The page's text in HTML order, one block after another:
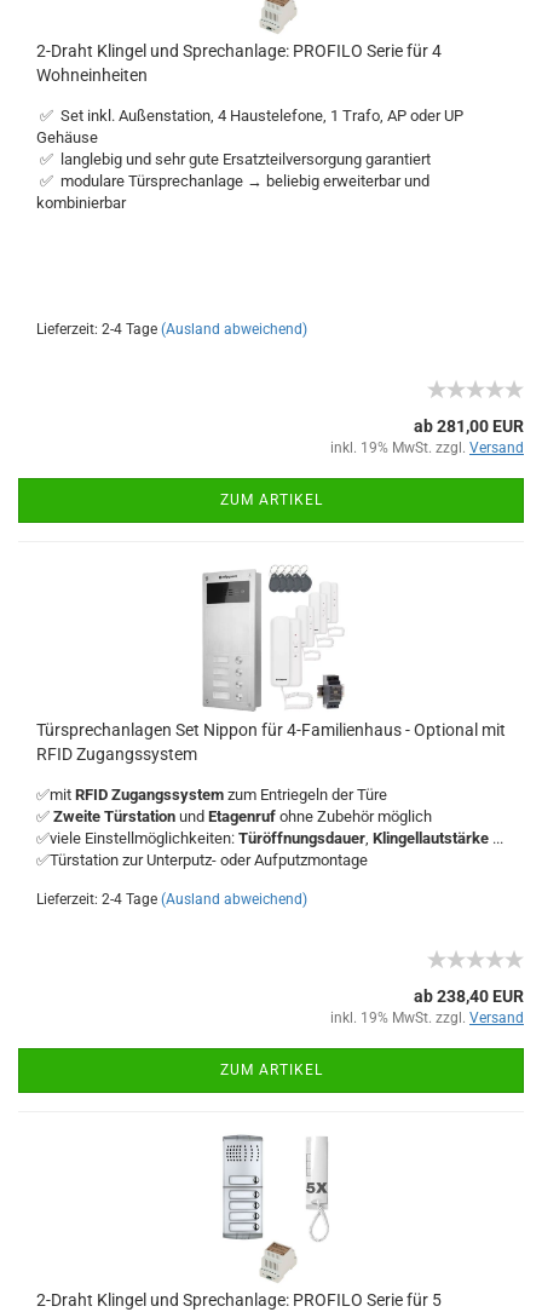
2-Draht Klingel und Sprechanlage: PROFILO Serie für 4
Wohneinheiten
✅ Set inkl. Außenstation, 4 Haustelefone, 1 Trafo, AP oder UP
Gehäuse
✅ langlebig und sehr gute Ersatzteilversorgung garantiert
✅ modulare Türsprechanlage → beliebig erweiterbar und
kombinierbar
Lieferzeit: 2-4 Tage (Ausland abweichend)
ab 281,00 EUR
inkl. 19% MwSt. zzgl. Versand
ZUM ARTIKEL
Türsprechanlagen Set Nippon für 4-Familienhaus - Optional mit
RFID Zugangssystem
✅mit RFID Zugangssystem zum Entriegeln der Türe
✅ Zweite Türstation und Etagenruf ohne Zubehör möglich
✅viele Einstellmöglichkeiten: Türöffnungsdauer, Klingellautstärke ...
✅Türstation zur Unterputz- oder Aufputzmontage
Lieferzeit: 2-4 Tage (Ausland abweichend)
ab 238,40 EUR
inkl. 19% MwSt. zzgl. Versand
ZUM ARTIKEL
2-Draht Klingel und Sprechanlage: PROFILO Serie für 5